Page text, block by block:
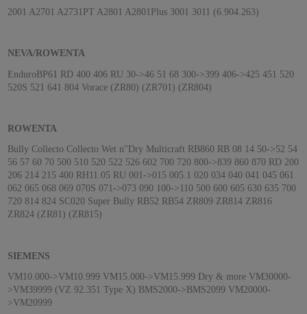
2001 A2701 A2731PT A2801 A2801Plus 3001 3011 (6.904.263)
NEVA/ROWENTA
EnduroBP61 RD 400 406 RU 30->46 51 68 300->399 406->425 451 520
520S 521 641 804 Vorace (ZR80) (ZR701) (ZR804)
ROWENTA
Bully Collecto Collecto Wet n''Dry Multicraft RB860 RB 08 14 50->52 54
56 57 60 70 500 510 520 522 526 602 700 720 800->839 860 870 RD 200
206 214 215 400 RH11.05 RU 001->015 005.1 020 034 040 041 045 061
062 065 068 069 070S 071->073 090 100->110 500 600 605 630 635 700
720 814 824 SC020 Super Bully RB52 RB54 ZR809 ZR814 ZR816
ZR824 (ZR81) (ZR815)
SIEMENS
VM10.000->VM10.999 VM15.000->VM15.999 Dry & more VM30000-
>VM39999 (VZ 92.351 Type X) BMS2000->BMS2099 VM20000-
>VM20999